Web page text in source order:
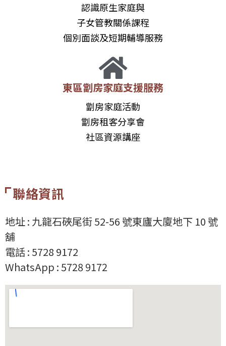
認識原生家庭與
子女管教關係課程
個別面談及短期輔導服務
東區劏房家庭支援服務
劏房家庭活動
劏房租客分享會
社區資源講座
聯絡資訊
地址 : 九龍石硤尾街 52-56 號東廬大廈地下 10 號
舖
電話 : 5728 9172
WhatsApp :5728 9172